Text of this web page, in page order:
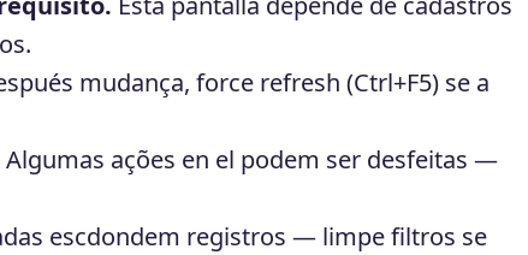
mudança, force refresh (Ctrl+F5) se a
Algumas ações en el podem ser desfeitas —
escdondem registros — limpe filtros se